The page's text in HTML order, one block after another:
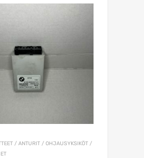
/ ANTURIT / OHJAUSYKSIKÖT /